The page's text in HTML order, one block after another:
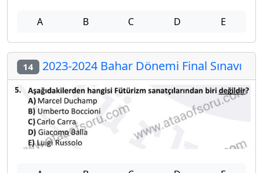
A B C D E
14 2023-2024 Bahar Dönemi Final Sınavı